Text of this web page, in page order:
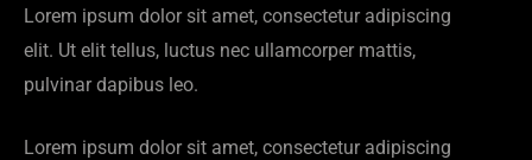
Lorem ipsum dolor sit amet, consectetur adipiscing
elit. Ut elit tellus, luctus nec ullamcorper mattis,
pulvinar dapibus leo.
Lorem ipsum dolor sit amet, consectetur adipiscing